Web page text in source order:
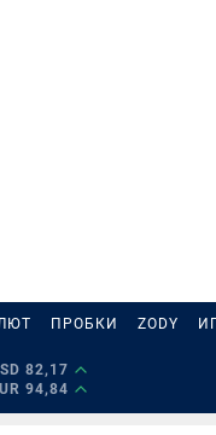
ПРОБКИ ZODY
82,17
94,84